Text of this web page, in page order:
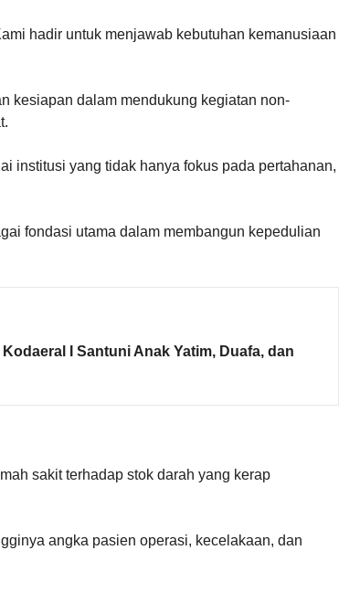
hadir untuk menjawab kebutuhan kemanusiaan
kesiapan dalam mendukung kegiatan non-
institusi yang tidak hanya fokus pada pertahanan,
fondasi utama dalam membangun kepedulian
I Santuni Anak Yatim, Duafa, dan
sakit terhadap stok darah yang kerap
angka pasien operasi, kecelakaan, dan